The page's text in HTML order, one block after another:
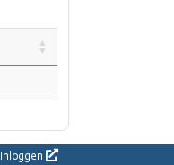
Inloggen